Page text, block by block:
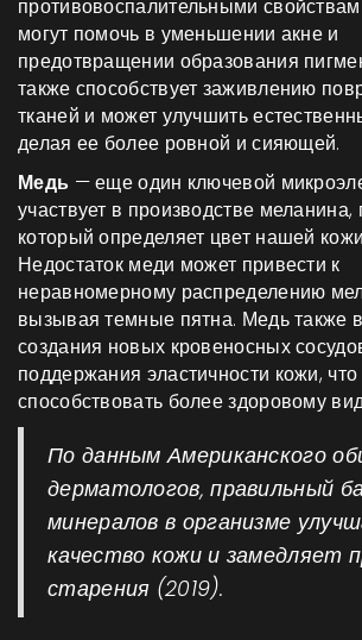
противовоспалительными
могут помочь в уменьшении акне и
предотвращении образования
также способствует заживлению
тканей и может улучшить
делая ее более ровной и сияющей.
Медь — еще один ключевой
участвует в производстве меланина,
который определяет цвет нашей
Недостаток меди может привести к
неравномерному распределению
вызывая темные пятна. Медь также
создания новых кровеносных
поддержания эластичности кожи,
способствовать более здоровому
По данным Американского
дерматологов, правильный
минералов в организме
качество кожи и замедляет
старения (2019).